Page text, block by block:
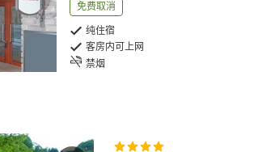
免费取消
纯住宿
客房内可上网
禁烟